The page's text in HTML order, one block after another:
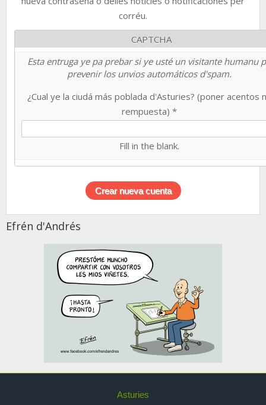
corréu.
CAPTCHA
Esta entruga ye pa prebar si ye usté un visitante humanu
prevenir los unvios automáticos d'spam.
¿Cual ye la ciudá más poblada d'Asturies? (poner acentos
rempuesta) *
Fill in the blank.
Efrén d'Andrés
Asturies